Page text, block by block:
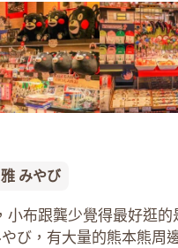
みやび
小布跟龔少覺得最好逛的
び，有大量的熊本熊周